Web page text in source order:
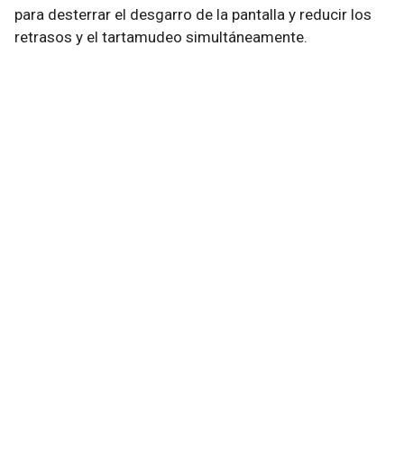
para desterrar el desgarro de la pantalla y reducir los
retrasos y el tartamudeo simultáneamente.